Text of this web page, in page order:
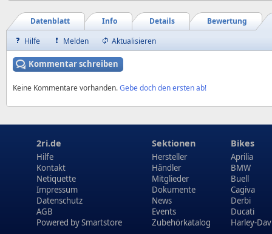
Bewertung
Details
Info
Datenblatt
Hilfe
Melden Aktualisieren
Kommentar schreiben
Keine Kommentare vorhanden.Gebe doch den ersten ab!
2ri.de
Hilfe
Kontakt
Netiquette
Impressum
Datenschutz
AGB
Powered bySmartstore
Sektionen
Hersteller
Händler
Mitglieder
Dokumente
News
Events
Zubehörkatalog
Bikes
Aprilia
BMW
Buell
Cagiva
Derbi
Ducati
Harley-